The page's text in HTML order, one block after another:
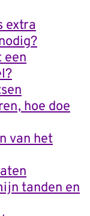
extra
een
hoe doe
van het
tanden en